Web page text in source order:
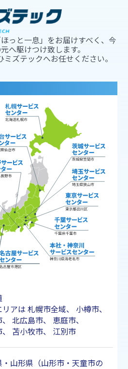
っと一息」をお届けすべく、今
へ駆けつけ致します。
ズテックへお任せください。
リアは 札幌市全域、 小樽市、
、 北広島市、 恵庭市、
、 苫小牧市、 江別市
・山形県（山形市・天童市の